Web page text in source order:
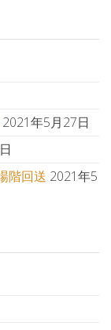
2021年5月27日
階回送 2021年5